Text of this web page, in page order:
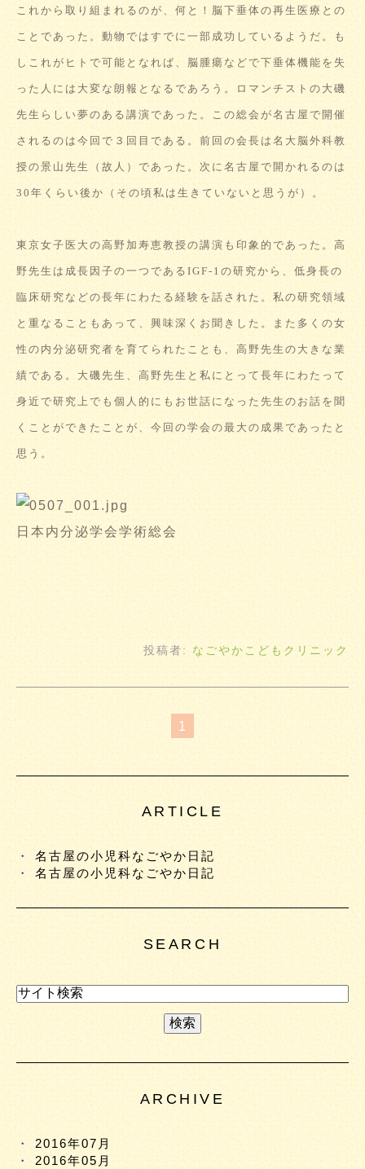
これから取り組まれるのが、何と！脳下垂体の再生医療との
ことであった。動物ではすでに一部成功しているようだ。も
しこれがヒトで可能となれば、脳腫瘍などで下垂体機能を失
った人には大変な朗報となるであろう。ロマンチストの大磯
先生らしい夢のある講演であった。この総会が名古屋で開催
されるのは今回で３回目である。前回の会長は名大脳外科教
授の景山先生（故人）であった。次に名古屋で開かれるのは
30年くらい後か（その頃私は生きていないと思うが）。
東京女子医大の高野加寿恵教授の講演も印象的であった。高
野先生は成長因子の一つであるIGF-1の研究から、低身長の
臨床研究などの長年にわたる経験を話された。私の研究領域
と重なることもあって、興味深くお聞きした。また多くの女
性の内分泌研究者を育てられたことも、高野先生の大きな業
績である。大磯先生、高野先生と私にとって長年にわたって
身近で研究上でも個人的にもお世話になった先生のお話を聞
くことができたことが、今回の学会の最大の成果であったと
思う。
日本内分泌学会学術総会
投稿者: なごやかこどもクリニック
1
ARTICLE
名古屋の小児科なごやか日記
名古屋の小児科なごやか日記
SEARCH
ARCHIVE
2016年07月
2016年05月